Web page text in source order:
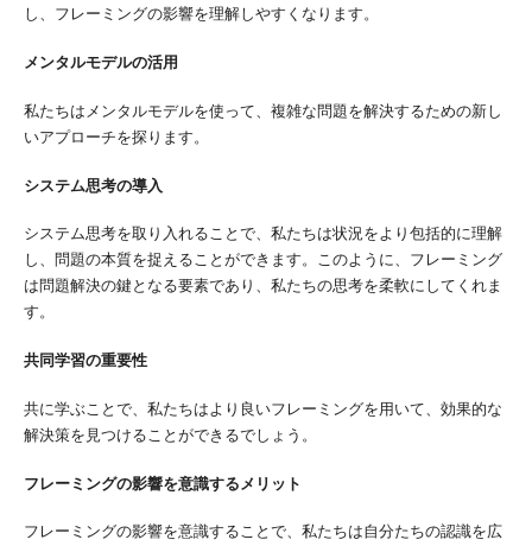
し、フレーミングの影響を理解しやすくなります。
メンタルモデルの活用
私たちはメンタルモデルを使って、複雑な問題を解決するための新し
いアプローチを探ります。
システム思考の導入
システム思考を取り入れることで、私たちは状況をより包括的に理解
し、問題の本質を捉えることができます。このように、フレーミング
は問題解決の鍵となる要素であり、私たちの思考を柔軟にしてくれま
す。
共同学習の重要性
共に学ぶことで、私たちはより良いフレーミングを用いて、効果的な
解決策を見つけることができるでしょう。
フレーミングの影響を意識するメリット
フレーミングの影響を意識することで、私たちは自分たちの認識を広